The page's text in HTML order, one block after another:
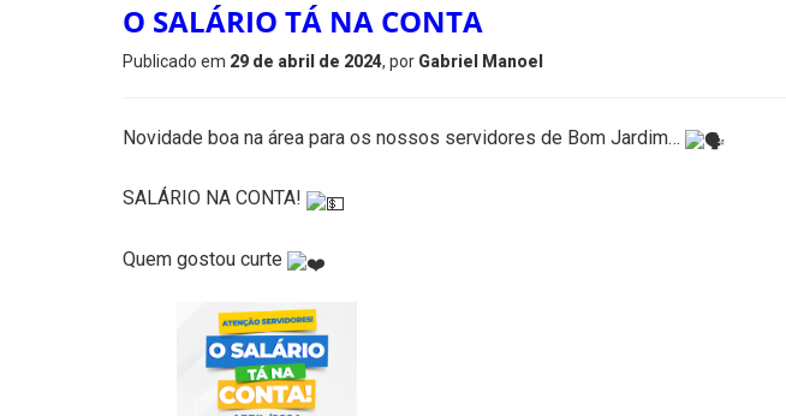
O SALÁRIO TÁ NA CONTA
Publicado em 29 de abril de 2024, por Gabriel Manoel
Novidade boa na área para os nossos servidores de Bom Jardim…
SALÁRIO NA CONTA!
Quem gostou curte